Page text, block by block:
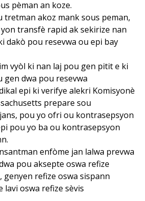
pèman an koze.
tretman akoz mank sous peman,
transfè rapid ak sekirize nan
dakò pou resevwa ou epi bay
vyòl ki nan laj pou gen pitit e ki
gen dwa pou resevwa
epi ki verifye alekri Komisyonè
prepare sou
pou yo ofri ou kontrasepsyon
pou yo ba ou kontrasepsyon
enfòme jan lalwa prevwa
pou aksepte oswa refize
refize oswa sispann
oswa refize sèvis